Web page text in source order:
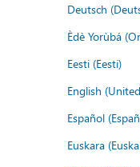
Deutsch
Èdè Yorùbá
Eesti (Eesti)
English
Español
Euskara